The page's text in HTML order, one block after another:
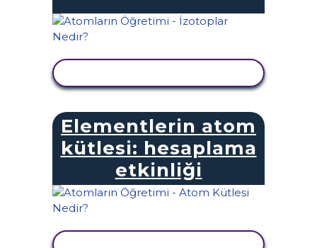
Elementlerin atom
kütlesi: hesaplama
etkinliği